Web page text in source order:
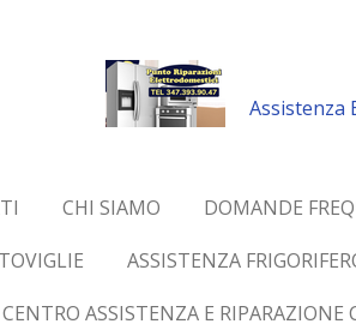
Assistenza
CHI SIAMO DOMANDE
ASSISTENZA
CENTRO ASSISTENZA E